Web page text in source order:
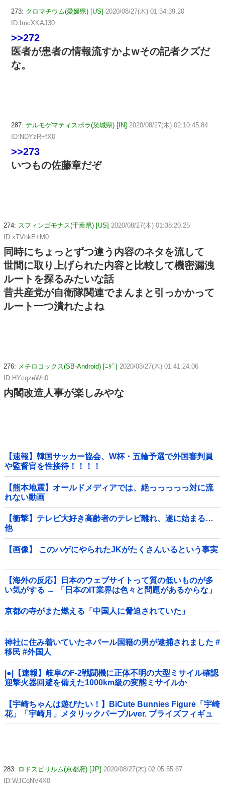
273: クロマチウム(愛媛県) [US] 2020/08/27(木) 01:34:39.20
ID:ImcXKAJ30
>>272
医者が患者の情報流すかよwその記者クズだ
な。
287: テルモゲマティスポラ(茨城県) [IN] 2020/08/27(木) 02:10:45.84
ID:NDYzR+fX0
>>273
いつもの佐藤章だぞ
274: スフィンゴモナス(千葉県) [US] 2020/08/27(木) 01:38:20.25
ID:xTVhkE+M0
同時にちょっとずつ違う内容のネタを流して
世間に取り上げられた内容と比較して機密漏洩
ルートを探るみたいな話
昔共産党が自衛隊関連でまんまと引っかかって
ルート一つ潰れたよね
276: メチロコックス(SB-Android) [ﾆﾀﾞ] 2020/08/27(木) 01:41:24.06
ID:HYcqzeWh0
内閣改造人事が楽しみやな
【速報】韓国サッカー協会、W杯・五輪予選で外国審判員
や監督官を性接待！！！！
【熊本地震】オールドメディアでは、絶っっっっっ対に流
れない動画
【衝撃】テレビ大好き高齢者のテレビ離れ、遂に始まる…
他
【画像】 このハゲにやられたJKがたくさんいるという事実
【海外の反応】日本のウェブサイトって質の低いものが多
い気がする → 「日本のIT業界は色々と問題があるからな」
「ゲームのUIは優れてるのに不思議」
京都の寺がまた燃える「中国人に脅迫されていた」
神社に住み着いていたネパール国籍の男が逮捕されました #
移民 #外国人
|●|【速報】岐阜のF-2戦闘機に正体不明の大型ミサイル確認
迎撃火器回避を備えた1000km級の変態ミサイルか
【宇崎ちゃんは遊びたい！】BiCute Bunnies Figure「宇崎
花」「宇崎月」メタリックパープルver. プライズフィギュ
ア【ラウンドワン限定で展開決定】
283: ロドスピリルム(京都府) [JP] 2020/08/27(木) 02:05:55.67
ID:WJCqNV4X0